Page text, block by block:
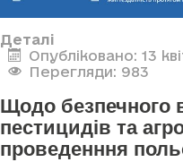
Деталі
Опубліковано: 13
Перегляди: 983
Щодо безпечного
пестицидів та
проведенння